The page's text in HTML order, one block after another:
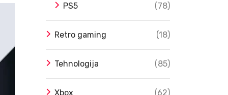
PS5 (78)
Retro gaming (18)
Tehnologija (85)
Xbox (62)